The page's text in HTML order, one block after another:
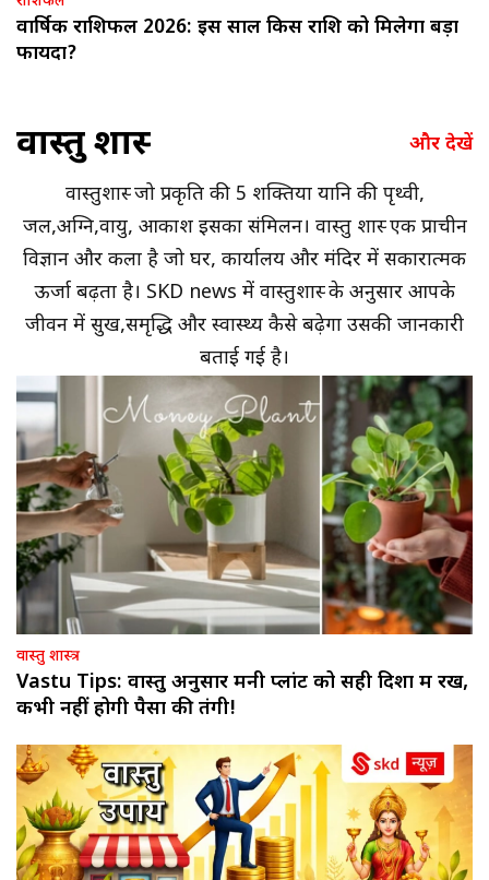
वार्षिक राशिफल 2026: इस साल किस राशि को मिलेगा बड़ा
फायदा?
वास्तु शास्त्र
और देखें
वास्तुशास्त्र जो प्रकृति की 5 शक्तिया यानि की पृथ्वी,
जल,अग्नि,वायु, आकाश इसका संमिलन। वास्तु शास्त्र एक प्राचीन
विज्ञान और कला है जो घर, कार्यालय और मंदिर में सकारात्मक
ऊर्जा बढ़ता है। SKD news में वास्तुशास्त्र के अनुसार आपके
जीवन में सुख,समृद्धि और स्वास्थ्य कैसे बढ़ेगा उसकी जानकारी
बताई गई है।
वास्तु शास्त्र
Vastu Tips: वास्तु अनुसार मनी प्लांट को सही दिशा में रखें,
कभी नहीं होगी पैसों की तंगी!